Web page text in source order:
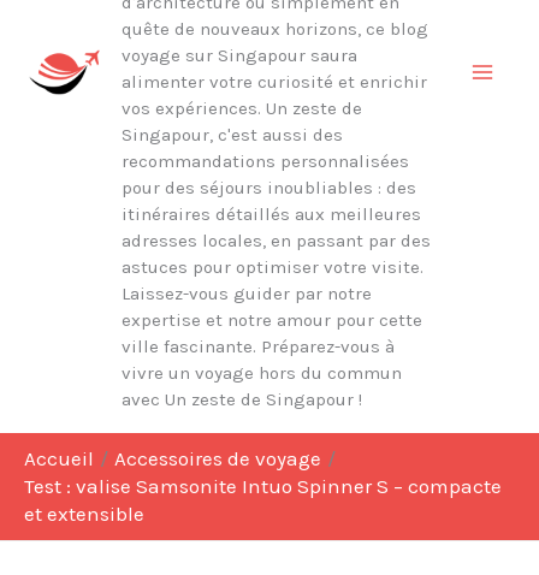
quête de nouveaux horizons, ce blog
voyage sur Singapour saura
alimenter votre curiosité et enrichir
vos expériences. Un zeste de
Singapour, c'est aussi des
recommandations personnalisées
pour des séjours inoubliables : des
itinéraires détaillés aux meilleures
adresses locales, en passant par des
astuces pour optimiser votre visite.
Laissez-vous guider par notre
expertise et notre amour pour cette
ville fascinante. Préparez-vous à
vivre un voyage hors du commun
avec Un zeste de Singapour !
Accueil
Accessoires de voyage
Test : valise Samsonite Intuo Spinner S – compacte
et extensible